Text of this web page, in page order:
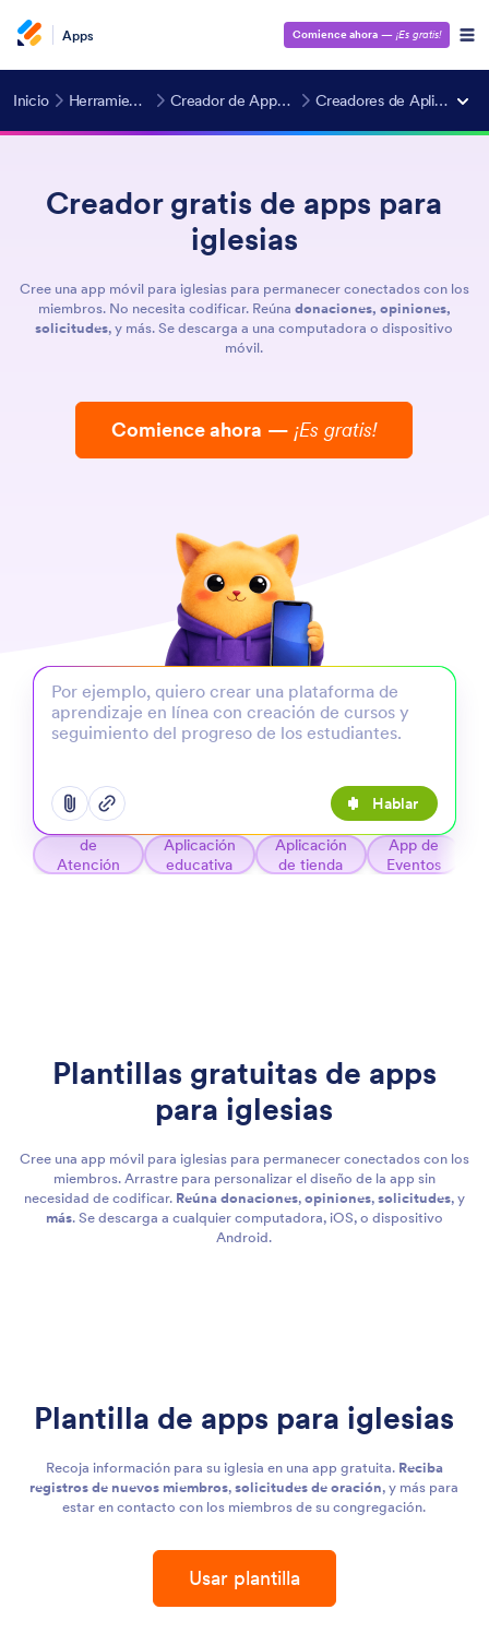
Apps Comience ahora — ¡Es gratis!
Inicio Herramientas IA Creador de Apps con IA Creadores de Aplicaciones
Creador gratis de apps para
iglesias
Cree una app móvil para iglesias para permanecer conectados con los
miembros. No necesita codificar. Reúna donaciones, opiniones,
solicitudes, y más. Se descarga a una computadora o dispositivo
móvil.
Comience ahora —¡Es gratis!
Abrir el menú para agregar opciones
Abrir el menú para agregar opciones
Hablar
Aplicación
de
Atención
Aplicación
educativa
Aplicación
de tienda
App de
Eventos
Plantillas gratuitas de apps
para iglesias
Cree una app móvil para iglesias para permanecer conectados con los
miembros. Arrastre para personalizar el diseño de la app sin
necesidad de codificar. Reúna donaciones,opiniones,solicitudes, y
más. Se descarga a cualquier computadora, iOS, o dispositivo
Android.
Plantilla de apps para iglesias
Recoja información para su iglesia en una app gratuita. Reciba
registros de nuevos miembros,solicitudes de oración, y más para
estar en contacto con los miembros de su congregación.
Usar plantilla